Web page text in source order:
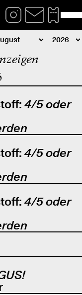
4/5 oder
4/5 oder
4/5 oder